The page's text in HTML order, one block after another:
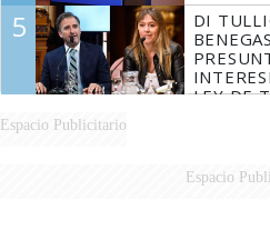
5
DI
LEY DE
Espacio Publicitario
Espacio